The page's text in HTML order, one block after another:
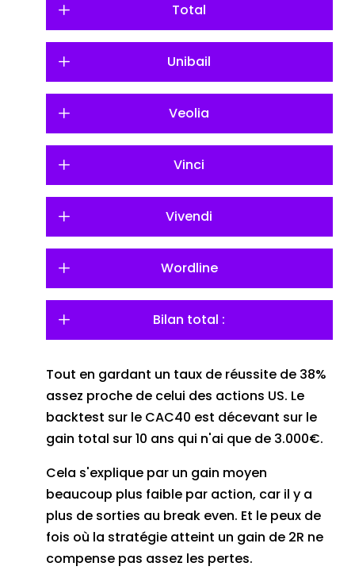
Total
Unibail
Veolia
Vinci
Vivendi
Wordline
Bilan total :
Tout en gardant un taux de réussite de 38%
assez proche de celui des actions US. Le
backtest sur le CAC40 est décevant sur le
gain total sur 10 ans qui n'ai que de 3.000€.
Cela s'explique par un gain moyen
beaucoup plus faible par action, car il y a
plus de sorties au break even. Et le peux de
fois où la stratégie atteint un gain de 2R ne
compense pas assez les pertes.